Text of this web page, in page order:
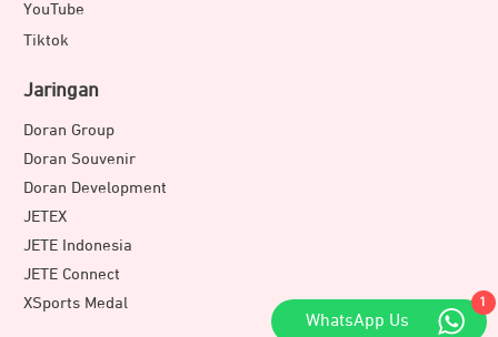
YouTube
Tiktok
Jaringan
Doran Group
Doran Souvenir
Doran Development
JETEX
JETE Indonesia
JETE Connect
XSports Medal
1
WhatsApp Us